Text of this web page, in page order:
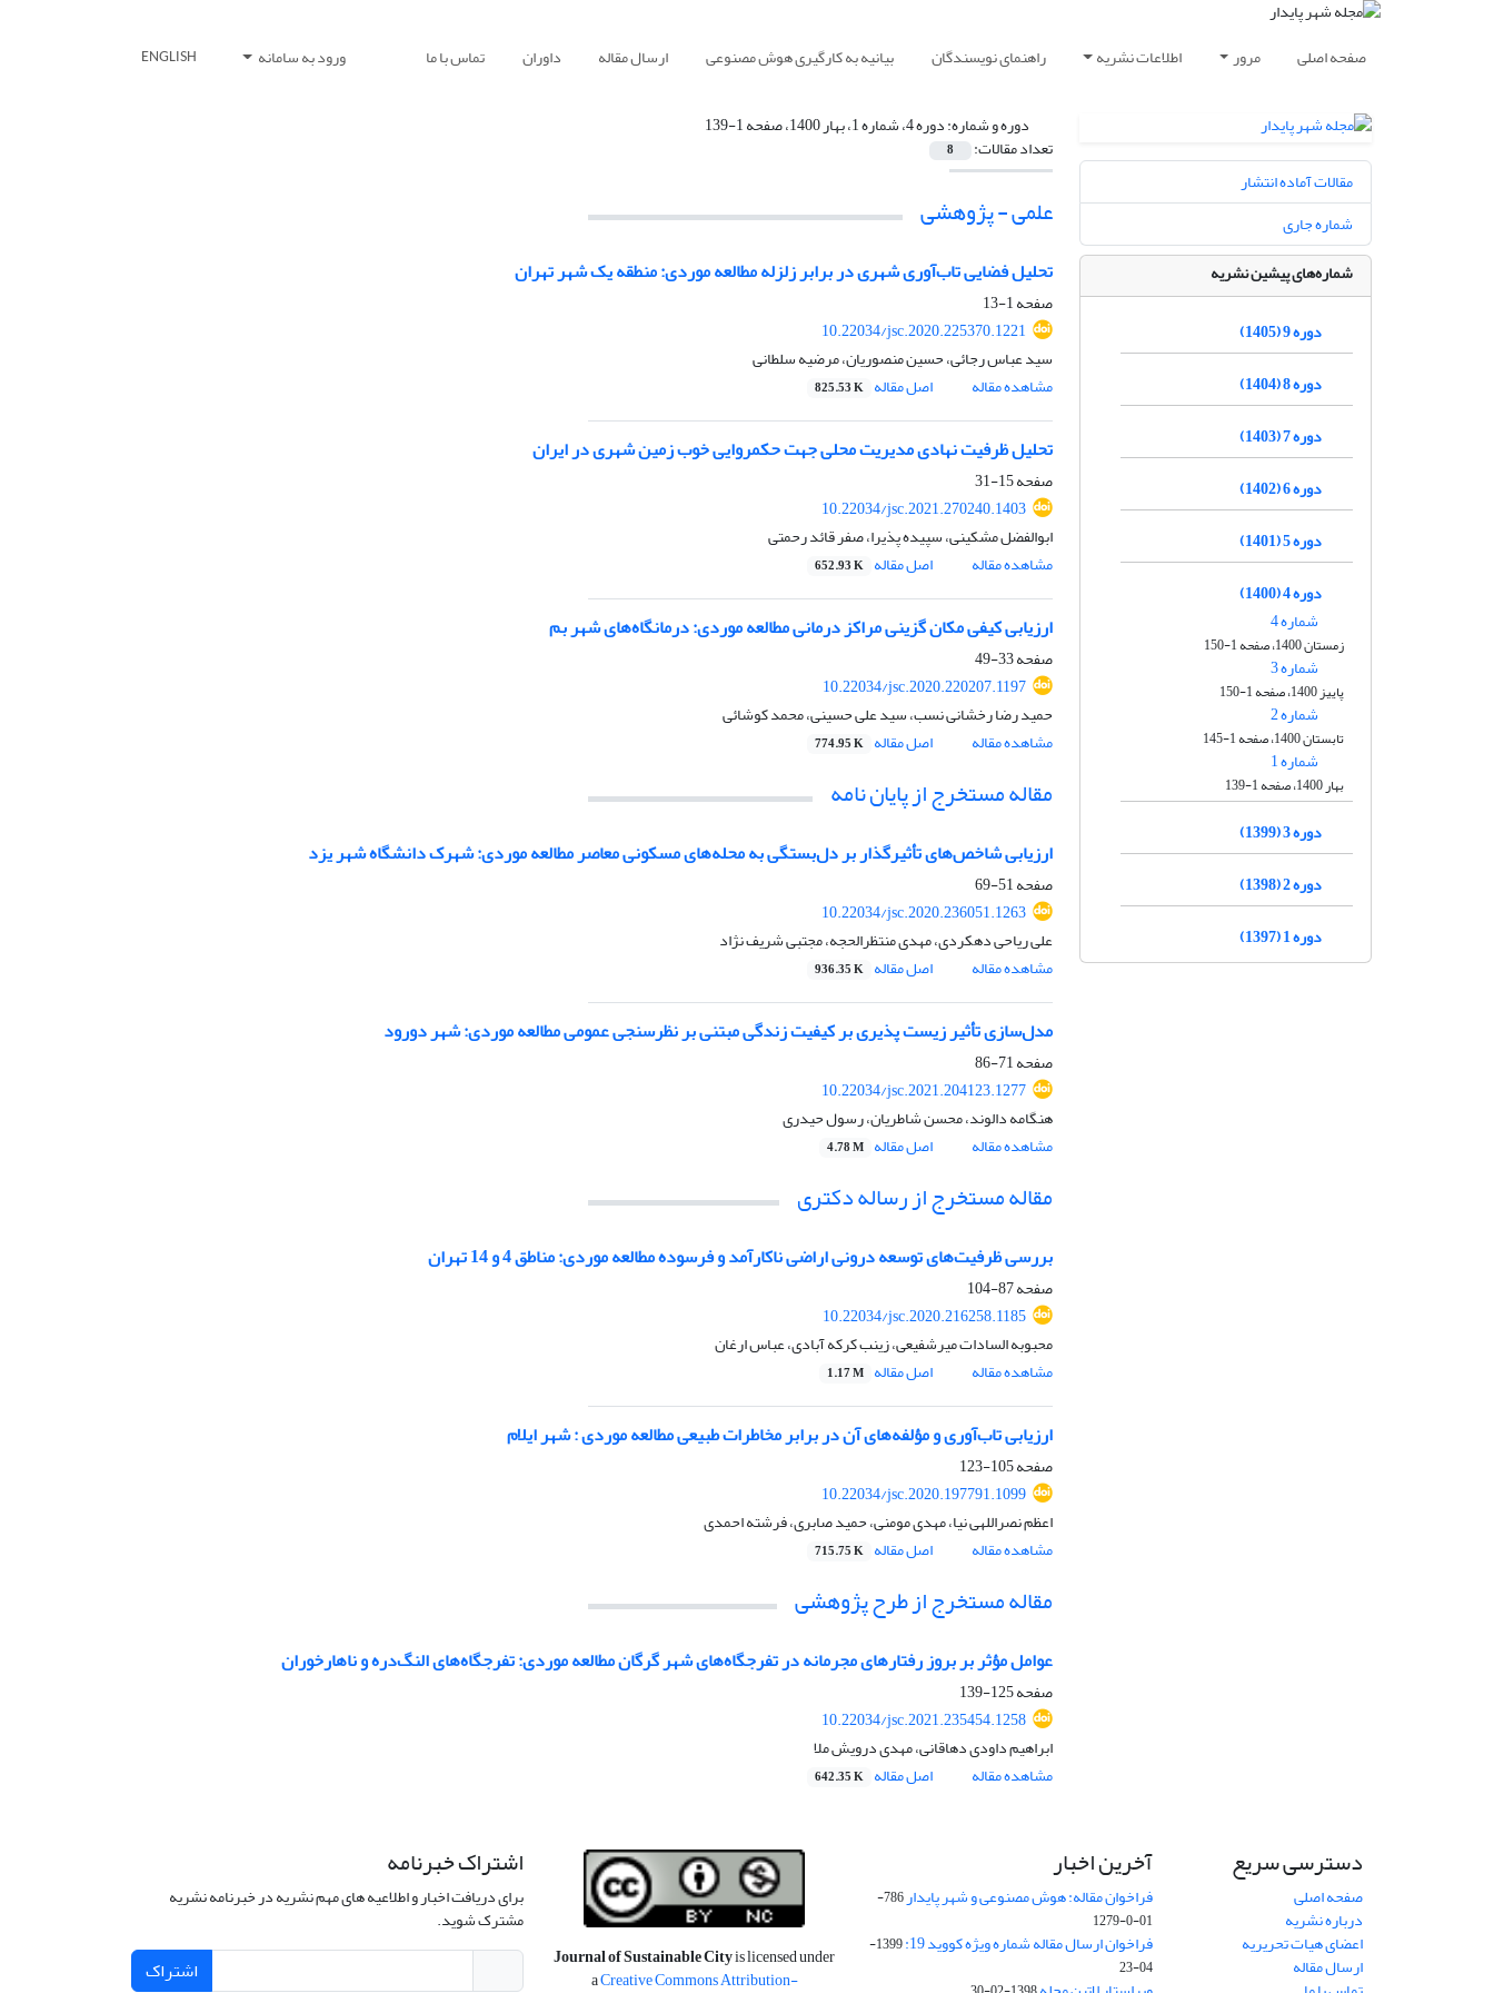
صفحه اصلی مرور اطلاعات نشریه راهنمای نویسندگان بیانیه به کارگیری هوش مصنوعی ارسال مقاله داوران تماس با ما ورود به سامانه ENGLISH
دوره و شماره:دوره 4، شماره 1، بهار 1400، صفحه 1-139
تعداد مقالات: 8
علمی - پژوهشی
تحلیل فضایی تاب‌آوری شهری در برابر زلزله مطالعه موردی: منطقه یک شهر تهران
صفحه1-13
10.22034/jsc.2020.225370.1221
سید عباس رجائی، حسین منصوریان، مرضیه سلطانی
مشاهده مقاله
اصل مقاله 825.53 K
تحلیل ظرفیت نهادی مدیریت محلی جهت حکمروایی خوب زمین شهری در ایران
صفحه15-31
10.22034/jsc.2021.270240.1403
ابوالفضل مشکینی، سپیده پذیرا، صفر قائد رحمتی
مشاهده مقاله
اصل مقاله 652.93 K
ارزیابی کیفی مکان گزینی مراکز درمانی مطالعه موردی: درمانگاه‌های شهر بم
صفحه33-49
10.22034/jsc.2020.220207.1197
حمید رضا رخشانی نسب، سید علی حسینی، محمد کوشائی
مشاهده مقاله
اصل مقاله 774.95 K
مقاله مستخرج از پایان نامه
ارزیابی شاخص‌های تأثیرگذار بر دل‌بستگی به محله‌های مسکونی معاصر مطالعه موردی: شهرک دانشگاه شهر یزد
صفحه51-69
10.22034/jsc.2020.236051.1263
علی ریاحی دهکردی، مهدی منتظرالحجه، مجتبی شریف نژاد
مشاهده مقاله
اصل مقاله 936.35 K
مدل‌سازی تأثیر زیست پذیری بر کیفیت زندگی مبتنی بر نظرسنجی عمومی مطالعه موردی: شهر دورود
صفحه71-86
10.22034/jsc.2021.204123.1277
هنگامه دالوند، محسن شاطریان، رسول حیدری
مشاهده مقاله
اصل مقاله 4.78 M
مقاله مستخرج از رساله دکتری
بررسی ظرفیت‌های توسعه درونی اراضی ناکارآمد و فرسوده مطالعه موردی: مناطق 4 و 14 تهران
صفحه87-104
10.22034/jsc.2020.216258.1185
محبوبه السادات میرشفیعی، زینب کرکه آبادی، عباس ارغان
مشاهده مقاله
اصل مقاله 1.17 M
ارزیابی تاب‌آوری و مؤلفه‌های آن در برابر مخاطرات طبیعی مطالعه موردی : شهر ایلام
صفحه105-123
10.22034/jsc.2020.197791.1099
اعظم نصراللهی نیا، مهدی مومنی، حمید صابری، فرشته احمدی
مشاهده مقاله
اصل مقاله 715.75 K
مقاله مستخرج از طرح پژوهشی
عوامل مؤثر بر بروز رفتارهای مجرمانه در تفرجگاه‌های شهر گرگان مطالعه موردی: تفرجگاه‌های النگ‌دره و ناهارخوران
صفحه125-139
10.22034/jsc.2021.235454.1258
ابراهیم داودی دهاقانی، مهدی درویش ملا
مشاهده مقاله
اصل مقاله 642.35 K
مقالات آماده انتشار
شماره جاری
شماره‌های پیشین نشریه
دوره 9 (1405)
دوره 8 (1404)
دوره 7 (1403)
دوره 6 (1402)
دوره 5 (1401)
دوره 4 (1400)
شماره 4
زمستان 1400، صفحه 1-150
شماره 3
پاییز 1400، صفحه 1-150
شماره 2
تابستان 1400، صفحه 1-145
شماره 1
بهار 1400، صفحه 1-139
دوره 3 (1399)
دوره 2 (1398)
دوره 1 (1397)
دسترسی سریع
صفحه اصلی
درباره نشریه
اعضای هیات تحریریه
ارسال مقاله
آخرین اخبار
فراخوان مقاله: هوش مصنوعی و شهر پایدار
786-
01-0-1279
فراخوان ارسال مقاله شماره ویژه کووید 19:
1399-
04-23
Journal of Sustainable Cityis licensed under
aCreative Commons Attribution-
اشتراک خبرنامه
برای دریافت اخبار و اطلاعیه های مهم نشریه در خبرنامه نشریه
مشترک شوید.
اشتراک